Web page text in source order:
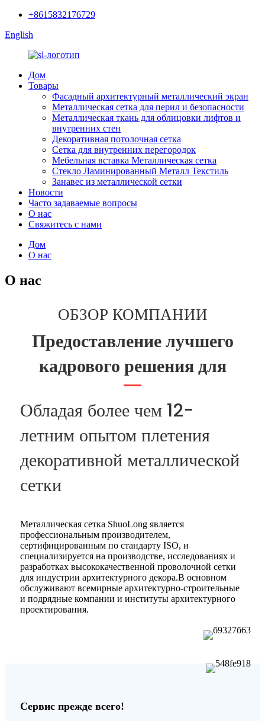
+8615832176729
English
Дом
Товары
Фасадный архитектурный металлический экран
Металлическая сетка для перил и безопасности
Металлическая ткань для облицовки лифтов и
внутренних стен
Декоративная потолочная сетка
Сетка для внутренних перегородок
Мебельная вставка Металлическая сетка
Стекло Ламинированный Металл Текстиль
Занавес из металлической сетки
Новости
Часто задаваемые вопросы
О нас
Свяжитесь с нами
Дом
О нас
О нас
ОБЗОР КОМПАНИИ
Предоставление лучшего
кадрового решения для
Обладая более чем 12-
летним опытом плетения
декоративной металлической
сетки
Металлическая сетка ShuoLong является
профессиональным производителем,
сертифицированным по стандарту ISO, и
специализируется на производстве, исследованиях и
разработках высококачественной проволочной сетки
для индустрии архитектурного декора.В основном
обслуживают всемирные архитектурно-строительные
и подрядные компании и институты архитектурного
проектирования.
Сервис прежде всего!